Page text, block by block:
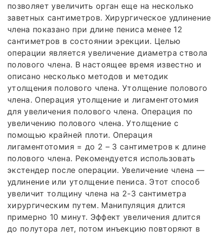
позволяет увеличить орган еще на несколько
заветных сантиметров. Хирургическое удлинение
члена показано при длине пениса менее 12
сантиметров в состоянии эрекции. Целью
операции является увеличение диаметра ствола
полового члена. В настоящее время известно и
описано несколько методов и методик
утолщения полового члена. Утолщение полового
члена. Операция утолщение и лигаментотомия
для увеличения полового члена. Операция по
увеличению полового члена. Утолщение с
помощью крайней плоти. Операция
лигаментотомия = до 2 – 3 сантиметров к длине
полового члена. Рекомендуется использовать
экстендер после операции. Увеличение члена —
удлинение или утолщение пениса. Этот способ
увеличит толщину члена на 2-3 сантиметра
хирургическим путем. Манипуляция длится
примерно 10 минут. Эффект увеличения длится
до полутора лет, потом инъекцию повторяют в